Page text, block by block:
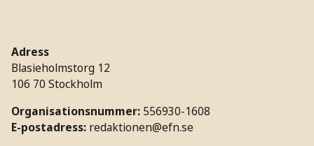
Adress
Blasieholmstorg 12
106 70 Stockholm
Organisationsnummer: 556930-1608
E-postadress: redaktionen@efn.se